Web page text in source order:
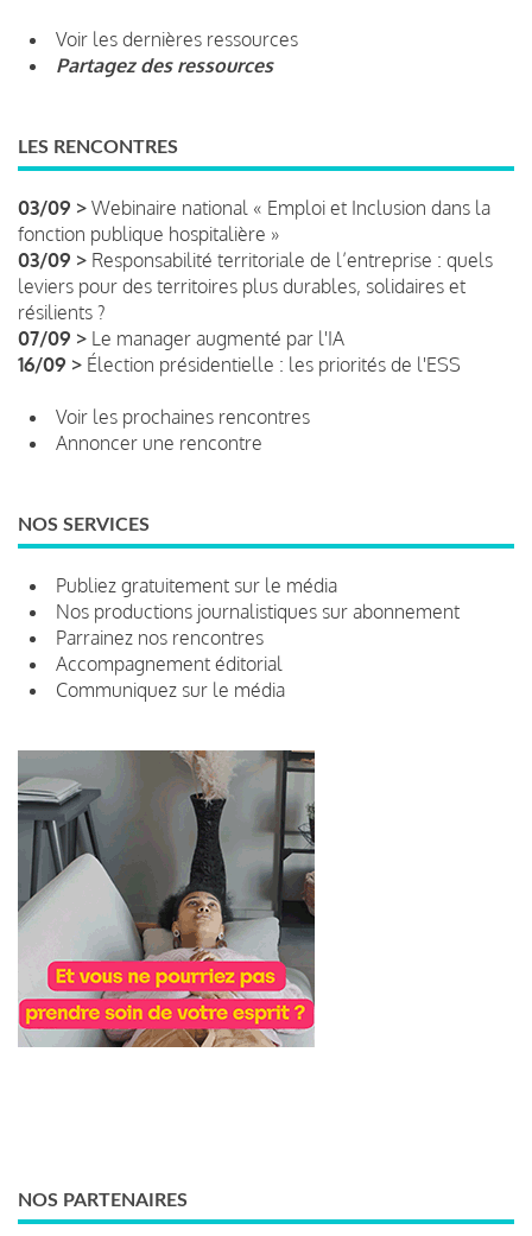
Voir les dernières ressources
Partagez des ressources
LES RENCONTRES
03/09 > Webinaire national « Emploi et Inclusion dans la
fonction publique hospitalière »
03/09 > Responsabilité territoriale de l’entreprise : quels
leviers pour des territoires plus durables, solidaires et
résilients ?
07/09 > Le manager augmenté par l'IA
16/09 > Élection présidentielle : les priorités de l'ESS
Voir les prochaines rencontres
Annoncer une rencontre
NOS SERVICES
Publiez gratuitement sur le média
Nos productions journalistiques sur abonnement
Parrainez nos rencontres
Accompagnement éditorial
Communiquez sur le média
NOS PARTENAIRES